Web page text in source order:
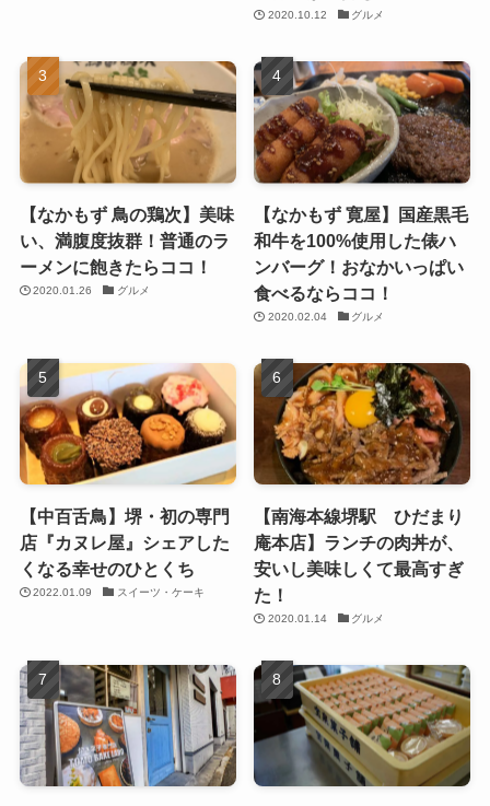
2020.10.12 グルメ
【なかもず 鳥の鶏次】美味
い、満腹度抜群！普通のラ
ーメンに飽きたらココ！
2020.01.26 グルメ
【なかもず 寛屋】国産黒毛
和牛を100%使用した俵ハ
ンバーグ！おなかいっぱい
食べるならココ！
2020.02.04 グルメ
【中百舌鳥】堺・初の専門
店『カヌレ屋』シェアした
くなる幸せのひとくち
2022.01.09 スイーツ・ケーキ
【南海本線堺駅 ひだまり
庵本店】ランチの肉丼が、
安いし美味しくて最高すぎ
た！
2020.01.14 グルメ